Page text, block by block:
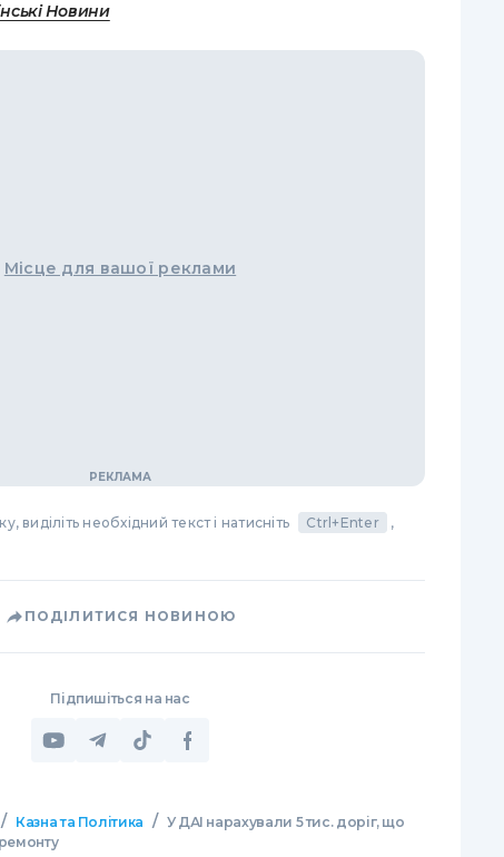
Новини
Місце для вашої реклами
необхідний текст і натисніть Ctrl+Enter
,
ПОДІЛИТИСЯ НОВИНОЮ
Підпишіться на нас
/ Казна та Політика / У ДАІ нарахували 5 тис. доріг, що